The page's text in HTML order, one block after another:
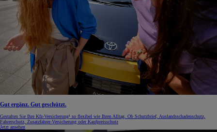
Gut ergänz. Gut geschützt.
Gestalten Sie Ihre Kfz-Versicherung¹ so flexibel wie Ihren Alltag. Ob Schutzbrief, Auslandsschadenschutz,
Fahrerschutz, Zusatzfahrer-Versicherung oder Kaufpreisschutz
Jetzt ansehen